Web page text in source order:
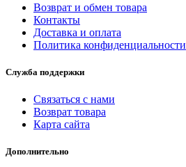
Возврат и обмен товара
Контакты
Доставка и оплата
Политика конфиденциальности
Служба поддержки
Связаться с нами
Возврат товара
Карта сайта
Дополнительно